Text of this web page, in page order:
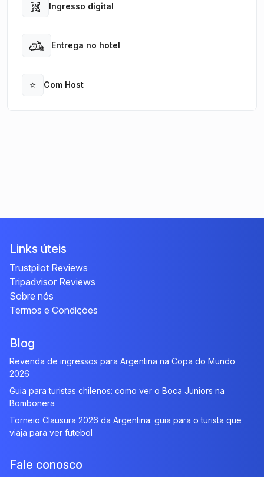
Ingresso digital
Open
Entrega no hotel
Open
⭐ Com Host
Open
Links úteis
Trustpilot Reviews
Tripadvisor Reviews
Sobre nós
Termos e Condições
Blog
Revenda de ingressos para Argentina na Copa do Mundo
2026
Guia para turistas chilenos: como ver o Boca Juniors na
Bombonera
Torneio Clausura 2026 da Argentina: guia para o turista que
viaja para ver futebol
Fale conosco